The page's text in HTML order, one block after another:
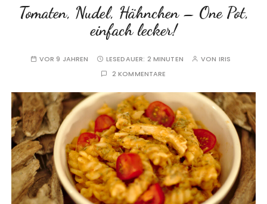
Tomaten, Nudel, Hähnchen – One Pot,
einfach lecker!
VOR 9 JAHREN LESEDAUER: 2 MINUTEN VON IRIS
2 KOMMENTARE